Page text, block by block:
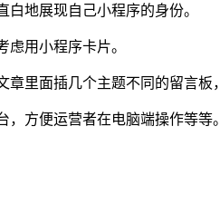
地展现自己小程序的身份。
用小程序卡片。
里面插几个主题不同的留言板
方便运营者在电脑端操作等等。